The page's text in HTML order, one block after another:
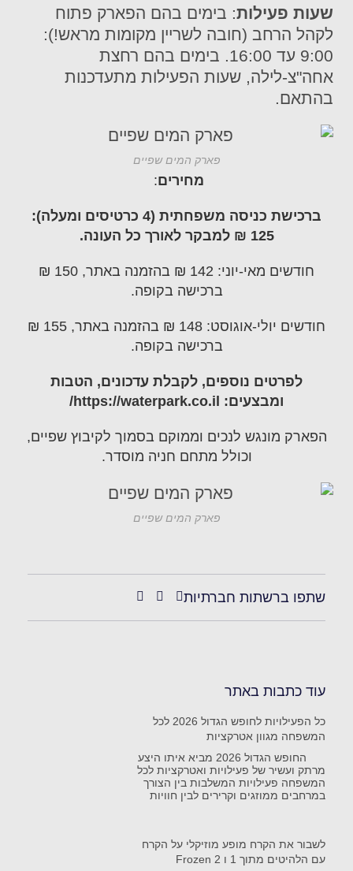
שעות פעילות: בימים בהם הפארק פתוח
לקהל הרחב (חובה לשריין מקומות מראש!):
9:00 עד 16:00. בימים בהם רחצת
אחה"צ-לילה, שעות הפעילות מתעדכנות
בהתאם.
פארק המים שפיים
מחירים:
ברכישת כניסה משפחתית (4 כרטיסים ומעלה):
125 ₪ למבקר לאורך כל העונה.
חודשים מאי-יוני: 142 ₪ בהזמנה באתר, 150 ₪
ברכישה בקופה.
חודשים יולי-אוגוסט: 148 ₪ בהזמנה באתר, 155 ₪
ברכישה בקופה.
לפרטים נוספים, לקבלת עדכונים, הטבות
ומבצעים: https://waterpark.co.il/
הפארק מונגש לנכים וממוקם בסמוך לקיבוץ שפיים,
וכולל מתחם חניה מוסדר.
פארק המים שפיים
שתפו ברשתות חברתיות
עוד כתבות באתר
כל הפעילויות לחופש הגדול 2026 לכל
המשפחה מגוון אטרקציות
החופש הגדול 2026 מביא איתו היצע
מרתק ועשיר של פעילויות ואטרקציות לכל
המשפחה פעילויות המשלבות בין הצורך
במרחבים ממוזגים וקרירים לבין חוויות
לשבור את הקרח מופע מוזיקלי על הקרח
עם הלהיטים מתוך 1 ו Frozen 2